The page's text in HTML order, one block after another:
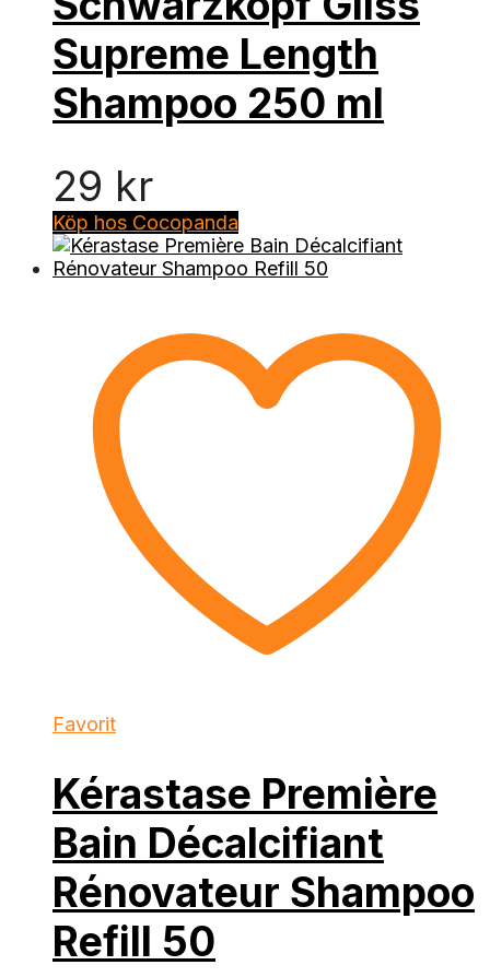
Supreme Length
Shampoo 250 ml
29 kr
Köp hos Cocopanda
Favorit
Kérastase Première
Bain Décalcifiant
Rénovateur Shampoo
Refill 50